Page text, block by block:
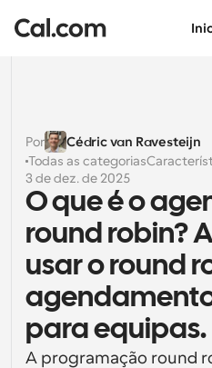
Soluções
Por tamanho da equipa
Para Indivíduos
Agendamento pessoal
Para Equipas
Agendamento
Para Organizações
Equipas maiores que
e segurança
Empresa
Desenvolvedor
Documentação do
Documentação para a
Recursos
Cal.ai
Por
Cédric van Ravesteijn
Todas as categorias
3 de dez. de 2025
O que é o
round robin?
usar o round
para equipas.
A programação round